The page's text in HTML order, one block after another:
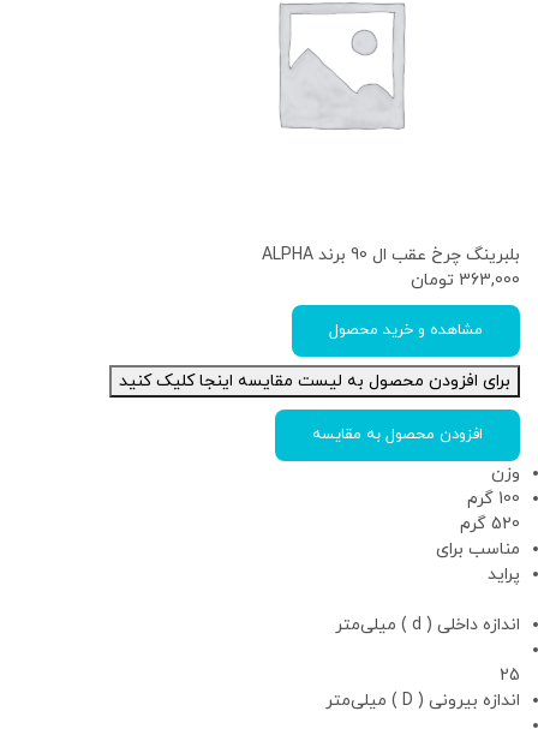
بلبرینگ چرخ عقب ال 90 برند ALPHA
363,000 تومان
مشاهده و خرید محصول
برای افزودن محصول به لیست مقایسه اینجا کلیک کنید
افزودن محصول به مقایسه
وزن
100 گرم
520 گرم
مناسب برای
پراید
اندازه داخلی ( d ) میلی‌متر
25
اندازه بیرونی ( D ) میلی‌متر